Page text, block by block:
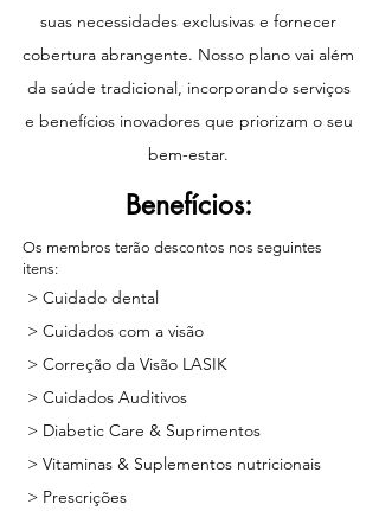
suas necessidades exclusivas e fornecer
cobertura abrangente. Nosso plano vai além
da saúde tradicional, incorporando serviços
e benefícios inovadores que priorizam o seu
bem-estar.
Benefícios:
Os membros terão descontos nos seguintes
itens:
> Cuidado dental
> Cuidados com a visão
> Correção da Visão LASIK
> Cuidados Auditivos
> Diabetic Care & Suprimentos
> Vitaminas & Suplementos nutricionais
> Prescrições